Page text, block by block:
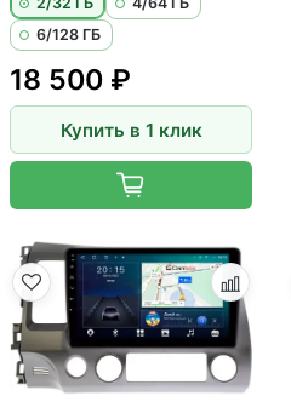
6/128 ГБ
18 500 ₽
Купить в 1 клик